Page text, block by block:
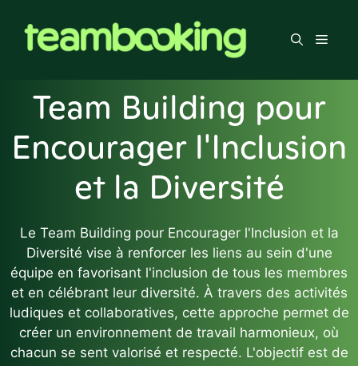
contenu
Menu
Team Building pour
Encourager l'Inclusion
et la Diversité
Le Team Building pour Encourager l'Inclusion et la
Diversité vise à renforcer les liens au sein d'une
équipe en favorisant l'inclusion de tous les membres
et en célébrant leur diversité. À travers des activités
ludiques et collaboratives, cette approche permet de
créer un environnement de travail harmonieux, où
chacun se sent valorisé et respecté. L'objectif est de